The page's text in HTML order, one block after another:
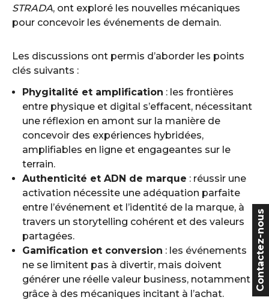
STRADA, ont exploré les nouvelles mécaniques
pour concevoir les événements de demain.
Les discussions ont permis d’aborder les points
clés suivants :
Phygitalité et amplification : les frontières
entre physique et digital s’effacent, nécessitant
une réflexion en amont sur la manière de
concevoir des expériences hybridées,
amplifiables en ligne et engageantes sur le
terrain.
Authenticité et ADN de marque : réussir une
activation nécessite une adéquation parfaite
entre l’événement et l’identité de la marque, à
travers un storytelling cohérent et des valeurs
partagées.
Gamification et conversion : les événements
ne se limitent pas à divertir, mais doivent
générer une réelle valeur business, notamment
grâce à des mécaniques incitant à l’achat.
Contactez-nous